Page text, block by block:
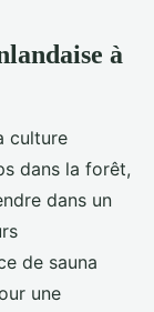
à
culture
dans la forêt,
dans un
de sauna
une